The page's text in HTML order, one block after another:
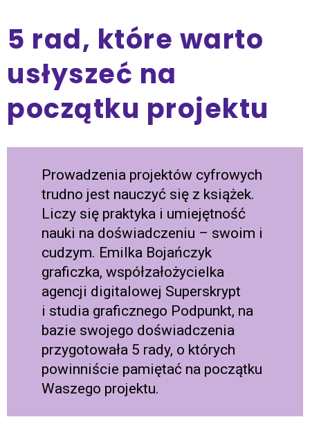
5 rad, które warto
usłyszeć na
początku projektu
Prowadzenia projektów cyfrowych
trudno jest nauczyć się z książek.
Liczy się praktyka i umiejętność
nauki na doświadczeniu – swoim i
cudzym. Emilka Bojańczyk
graficzka, współzałożycielka
agencji digitalowej Superskrypt
i studia graficznego Podpunkt, na
bazie swojego doświadczenia
przygotowała 5 rady, o których
powinniście pamiętać na początku
Waszego projektu.